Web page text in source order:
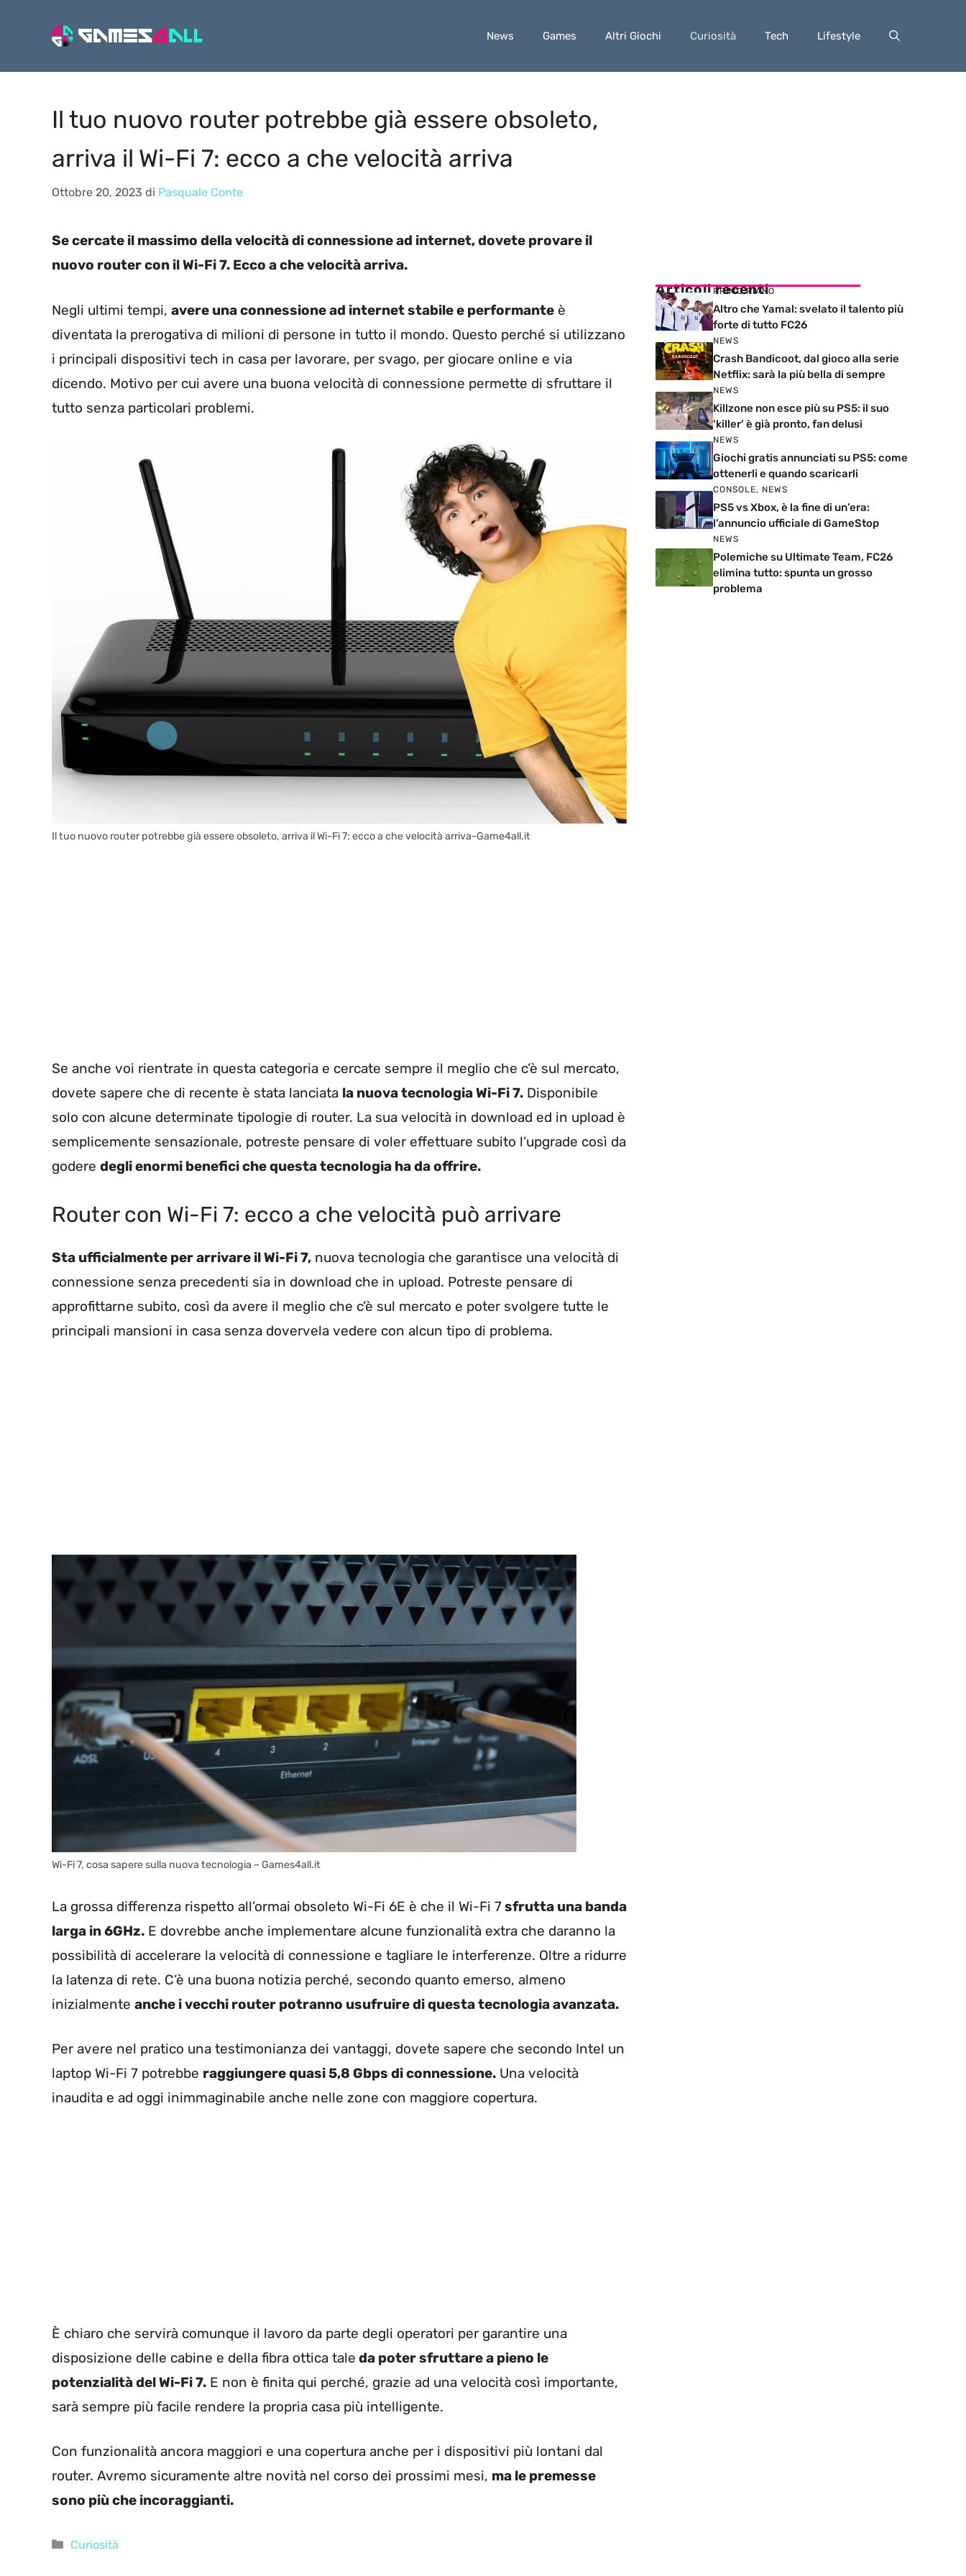
News Games Altri Giochi Curiosità Tech Lifestyle
Il tuo nuovo router potrebbe già essere obsoleto,
arriva il Wi-Fi 7: ecco a che velocità arriva
Ottobre 20, 2023 di Pasquale Conte
Se cercate il massimo della velocità di connessione ad internet, dovete provare il
nuovo router con il Wi-Fi 7. Ecco a che velocità arriva.
Negli ultimi tempi, avere una connessione ad internet stabile e performante è
diventata la prerogativa di milioni di persone in tutto il mondo. Questo perché si utilizzano
i principali dispositivi tech in casa per lavorare, per svago, per giocare online e via
dicendo. Motivo per cui avere una buona velocità di connessione permette di sfruttare il
tutto senza particolari problemi.
Il tuo nuovo router potrebbe già essere obsoleto, arriva il Wi-Fi 7: ecco a che velocità arriva-Game4all.it
Se anche voi rientrate in questa categoria e cercate sempre il meglio che c’è sul mercato,
dovete sapere che di recente è stata lanciata la nuova tecnologia Wi-Fi 7. Disponibile
solo con alcune determinate tipologie di router. La sua velocità in download ed in upload è
semplicemente sensazionale, potreste pensare di voler effettuare subito l’upgrade così da
godere degli enormi benefici che questa tecnologia ha da offrire.
Router con Wi-Fi 7: ecco a che velocità può arrivare
Sta ufficialmente per arrivare il Wi-Fi 7, nuova tecnologia che garantisce una velocità di
connessione senza precedenti sia in download che in upload. Potreste pensare di
approfittarne subito, così da avere il meglio che c’è sul mercato e poter svolgere tutte le
principali mansioni in casa senza dovervela vedere con alcun tipo di problema.
Wi-Fi 7, cosa sapere sulla nuova tecnologia – Games4all.it
La grossa differenza rispetto all’ormai obsoleto Wi-Fi 6E è che il Wi-Fi 7sfrutta una banda
larga in 6GHz. E dovrebbe anche implementare alcune funzionalità extra che daranno la
possibilità di accelerare la velocità di connessione e tagliare le interferenze. Oltre a ridurre
la latenza di rete. C’è una buona notizia perché, secondo quanto emerso, almeno
inizialmente anche i vecchi router potranno usufruire di questa tecnologia avanzata.
Per avere nel pratico una testimonianza dei vantaggi, dovete sapere che secondo Intel un
laptop Wi-Fi 7 potrebbe raggiungere quasi 5,8 Gbps di connessione. Una velocità
inaudita e ad oggi inimmaginabile anche nelle zone con maggiore copertura.
È chiaro che servirà comunque il lavoro da parte degli operatori per garantire una
disposizione delle cabine e della fibra ottica tale da poter sfruttare a pieno le
potenzialità del Wi-Fi 7. E non è finita qui perché, grazie ad una velocità così importante,
sarà sempre più facile rendere la propria casa più intelligente.
Con funzionalità ancora maggiori e una copertura anche per i dispositivi più lontani dal
router. Avremo sicuramente altre novità nel corso dei prossimi mesi, ma le premesse
sono più che incoraggianti.
Categorie
Curiosità
Articoli recenti
PRIMO PIANO
Altro che Yamal: svelato il talento più
forte di tutto FC26
NEWS
Crash Bandicoot, dal gioco alla serie
Netflix: sarà la più bella di sempre
NEWS
Killzone non esce più su PS5: il suo
‘killer’ è già pronto, fan delusi
NEWS
Giochi gratis annunciati su PS5: come
ottenerli e quando scaricarli
CONSOLE, NEWS
PS5 vs Xbox, è la fine di un’era:
l’annuncio ufficiale di GameStop
NEWS
Polemiche su Ultimate Team, FC26
elimina tutto: spunta un grosso
problema